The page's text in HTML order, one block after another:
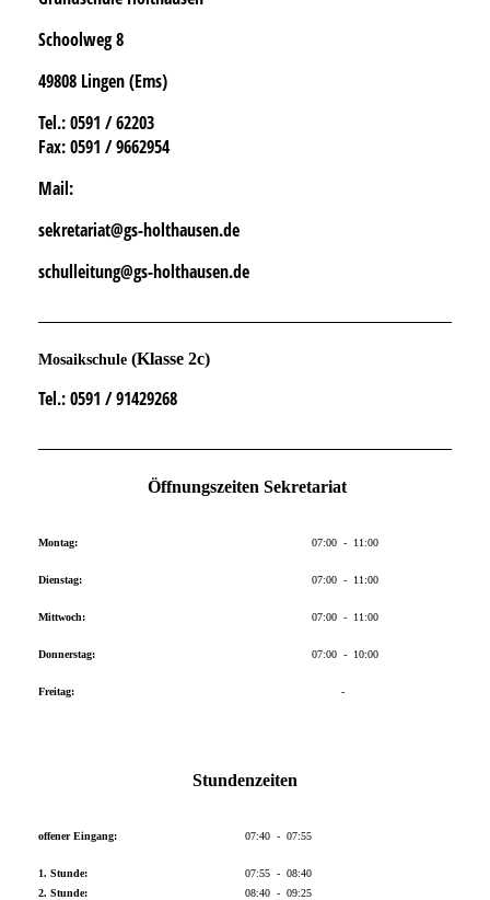
Schoolweg 8
49808 Lingen (Ems)
Tel.: 0591 / 62203
Fax:0591 / 9662954
Mail:
sekretariat@gs-holthausen.de
schulleitung@gs-holthausen.de
Mosaikschule (Klasse 2c)
Tel.: 0591 / 91429268
Öffnungszeiten Sekretariat
Montag:
Dienstag:
Mittwoch:
Donnerstag:
Freitag:
07:00 - 11:00
07:00 - 11:00
07:00 - 11:00
07:00 - 10:00
-
Stundenzeiten
offener Eingang:
1. Stunde:
2. Stunde:
07:40 - 07:55
07:55 - 08:40
08:40 - 09:25